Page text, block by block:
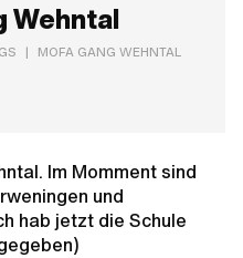
Wehntal
| MOFA GANG WEHNTAL
Im Momment sind
und
hab jetzt die Schule